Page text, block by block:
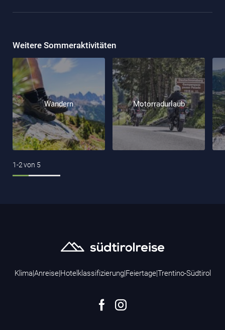
Weitere Sommeraktivitäten
Wandern Motorradurlaub
1-2von 5
Klima|Anreise|Hotelklassifizierung|Feiertage|Trentino-Südtirol